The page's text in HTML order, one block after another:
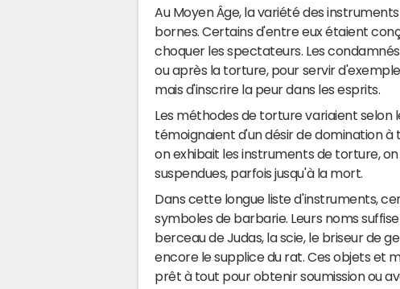
Au Moyen Âge, la variété des
bornes. Certains d'entre eux étaient
choquer les spectateurs. Les
ou après la torture, pour servir
mais d'inscrire la peur dans les esprits.
Les méthodes de torture variaient selon
témoignaient d'un désir de domination à
on exhibait les instruments de torture,
suspendues, parfois jusqu'à la mort.
Dans cette longue liste d'instruments,
symboles de barbarie. Leurs noms
berceau de Judas, la scie, le briseur de
encore le supplice du rat. Ces objets et
prêt à tout pour obtenir soumission ou